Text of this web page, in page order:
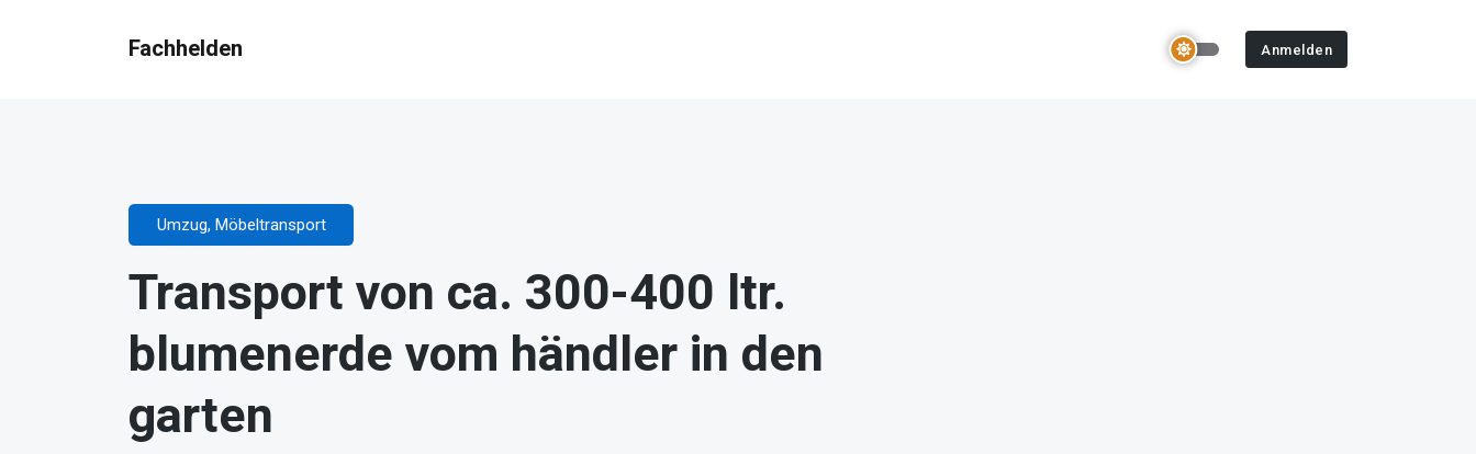
Fachhelden Anmelden
Umzug, Möbeltransport
Transport von ca. 300-400 ltr.
blumenerde vom händler in den
garten